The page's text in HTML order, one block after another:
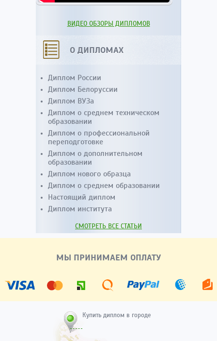
ВИДЕО ОБЗОРЫ ДИПЛОМОВ
О ДИПЛОМАХ
Диплом России
Диплом Белоруссии
Диплом ВУЗа
Диплом о среднем техническом
образовании
Диплом о профессиональной
переподготовке
Диплом о дополнительном
образовании
Диплом нового образца
Диплом о среднем образовании
Настоящий диплом
Диплом института
СМОТРЕТЬ ВСЕ СТАТЬИ
МЫ ПРИНИМАЕМ ОПЛАТУ
Купить диплом в городе